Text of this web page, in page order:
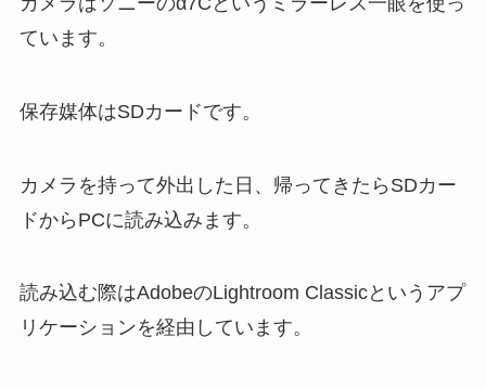
ています。
保存媒体はSDカードです。
カメラを持って外出した日、帰ってきたらSDカー
ドからPCに読み込みます。
読み込む際はAdobeのLightroom Classicというアプ
リケーションを経由しています。